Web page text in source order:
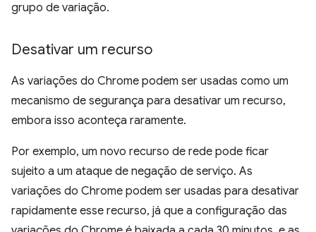
grupo de variação.
Desativar um recurso
As variações do Chrome podem ser usadas como um
mecanismo de segurança para desativar um recurso,
embora isso aconteça raramente.
Por exemplo, um novo recurso de rede pode ficar
sujeito a um ataque de negação de serviço. As
variações do Chrome podem ser usadas para desativar
rapidamente esse recurso, já que a configuração das